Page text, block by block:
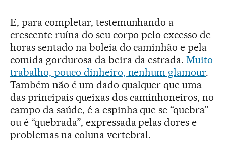
E, para completar, testemunhando a
crescente ruína do seu corpo pelo excesso de
horas sentado na boleia do caminhão e pela
comida gordurosa da beira da estrada.Muito
trabalho, pouco dinheiro, nenhum glamour.
Também não é um dado qualquer que uma
das principais queixas dos caminhoneiros, no
campo da saúde, é a espinha que se “quebra”
ou é “quebrada”, expressada pelas dores e
problemas na coluna vertebral.